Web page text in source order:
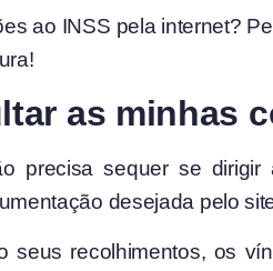
ao INSS pela internet?
as minhas
precisa sequer se
desejada pelo
recolhimentos, os